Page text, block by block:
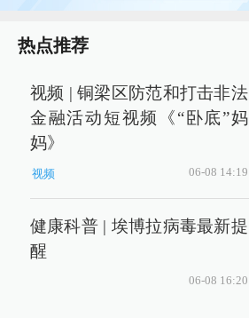
热点推荐
视频 | 铜梁区防范和打击非法
金融活动短视频《“卧底”妈
妈》
视频 06-08 14:19
健康科普 | 埃博拉病毒最新提
醒
06-08 16:20